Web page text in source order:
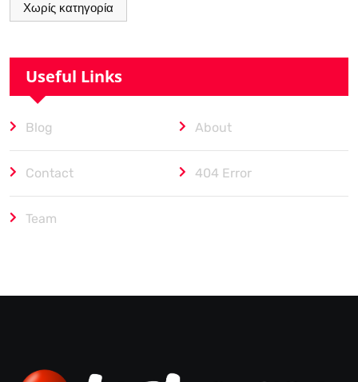
Χωρίς κατηγορία
Useful Links
Blog About
Contact 404 Error
Team